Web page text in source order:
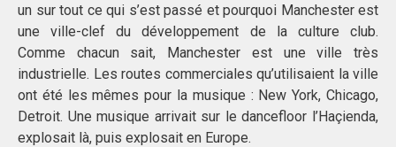
un sur tout ce qui s’est passé et pourquoi Manchester est
une ville-clef du développement de la culture club.
Comme chacun sait, Manchester est une ville très
industrielle. Les routes commerciales qu’utilisaient la ville
ont été les mêmes pour la musique : New York, Chicago,
Detroit. Une musique arrivait sur le dancefloor l’Haçienda,
explosait là, puis explosait en Europe.